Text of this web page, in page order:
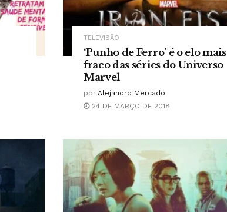
TELEVISÃO
‘Punho de Ferro’ é o elo mais
fraco das séries do Universo
Marvel
por Alejandro Mercado
24 DE MARÇO DE 2018